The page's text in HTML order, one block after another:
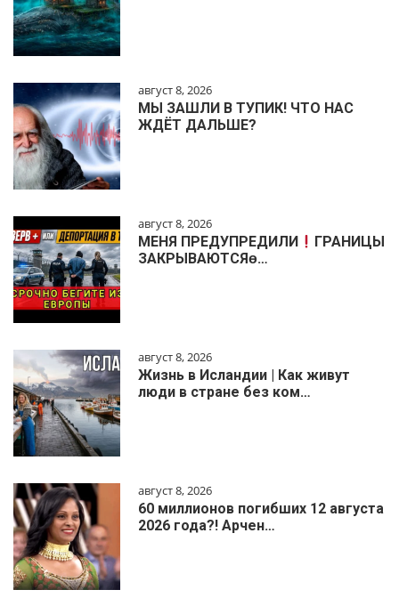
август 8, 2026
МЫ ЗАШЛИ В ТУПИК! ЧТО НАС
ЖДЁТ ДАЛЬШЕ?
август 8, 2026
МЕНЯ ПРЕДУПРЕДИЛИ
ГРАНИЦЫ
ЗАКРЫВАЮТСЯɵ…
август 8, 2026
Жизнь в Исландии | Как живут
люди в стране без ком…
август 8, 2026
60 миллионов погибших 12 августа
2026 года?! Арчен…